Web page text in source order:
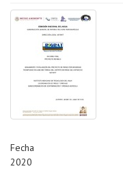
Fecha
2020